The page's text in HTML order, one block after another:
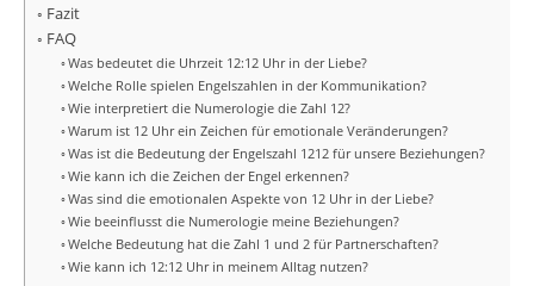
Fazit
FAQ
Was bedeutet die Uhrzeit 12:12 Uhr in der Liebe?
Welche Rolle spielen Engelszahlen in der Kommunikation?
Wie interpretiert die Numerologie die Zahl 12?
Warum ist 12 Uhr ein Zeichen für emotionale Veränderungen?
Was ist die Bedeutung der Engelszahl 1212 für unsere Beziehungen?
Wie kann ich die Zeichen der Engel erkennen?
Was sind die emotionalen Aspekte von 12 Uhr in der Liebe?
Wie beeinflusst die Numerologie meine Beziehungen?
Welche Bedeutung hat die Zahl 1 und 2 für Partnerschaften?
Wie kann ich 12:12 Uhr in meinem Alltag nutzen?